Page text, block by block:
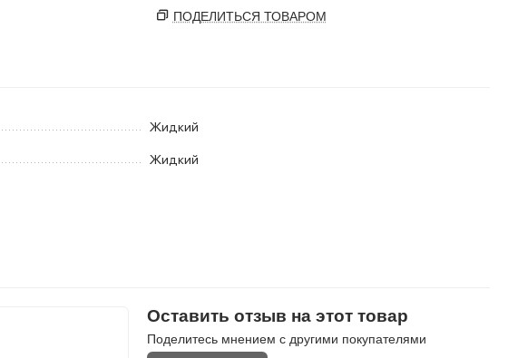
ПОДЕЛИТЬСЯ ТОВАРОМ
Жидкий
Жидкий
Оставить отзыв на этот товар
Поделитесь мнением с другими покупателями